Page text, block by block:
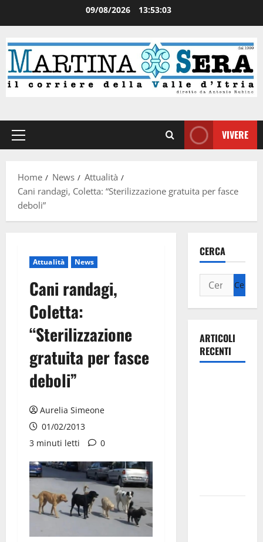
09/08/2026 13:53:03
VIVERE
Home News
Attualità
Cani randagi, Coletta: “Sterilizzazione gratuita per fasce
deboli”
Attualità News
Cani randagi,
Coletta:
“Sterilizzazione
gratuita per fasce
deboli”
Aurelia Simeone
01/02/2013
3 minuti letti
0
CERCA
ARTICOLI
RECENTI